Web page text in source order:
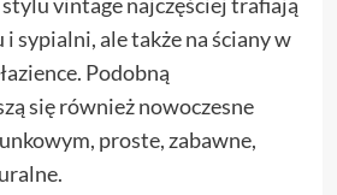
sypialni, ale także na ściany w
Podobną
się również nowoczesne
proste, zabawne,